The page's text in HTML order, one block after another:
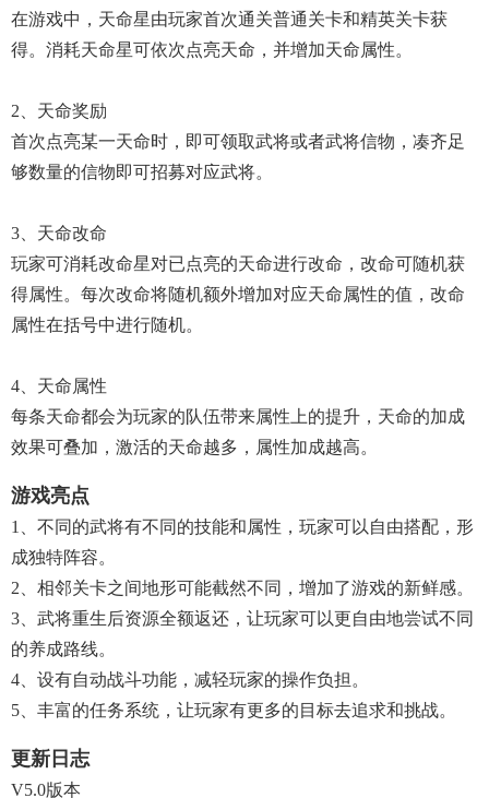
在游戏中，天命星由玩家首次通关普通关卡和精英关卡获
得。消耗天命星可依次点亮天命，并增加天命属性。
2、天命奖励
首次点亮某一天命时，即可领取武将或者武将信物，凑齐足
够数量的信物即可招募对应武将。
3、天命改命
玩家可消耗改命星对已点亮的天命进行改命，改命可随机获
得属性。每次改命将随机额外增加对应天命属性的值，改命
属性在括号中进行随机。
4、天命属性
每条天命都会为玩家的队伍带来属性上的提升，天命的加成
效果可叠加，激活的天命越多，属性加成越高。
游戏亮点
1、不同的武将有不同的技能和属性，玩家可以自由搭配，形
成独特阵容。
2、相邻关卡之间地形可能截然不同，增加了游戏的新鲜感。
3、武将重生后资源全额返还，让玩家可以更自由地尝试不同
的养成路线。
4、设有自动战斗功能，减轻玩家的操作负担。
5、丰富的任务系统，让玩家有更多的目标去追求和挑战。
更新日志
V5.0版本